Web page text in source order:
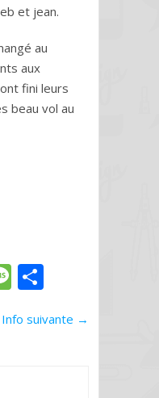
et jean.
au
aux
fini leurs
beau vol au
M
ss ta
Info suivante →